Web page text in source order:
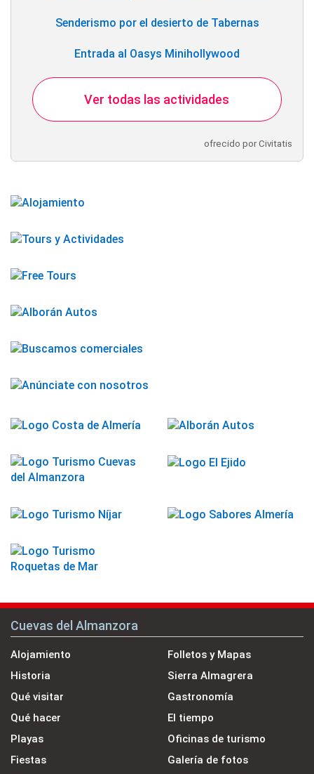
Senderismo por el desierto de Tabernas
Entrada al Oasys Minihollywood
Ver todas las actividades
ofrecido por Civitatis
Cuevas del Almanzora
Alojamiento
Historia
Qué visitar
Qué hacer
Playas
Fiestas
Folletos y Mapas
Sierra Almagrera
Gastronomía
El tiempo
Oficinas de turismo
Galería de fotos